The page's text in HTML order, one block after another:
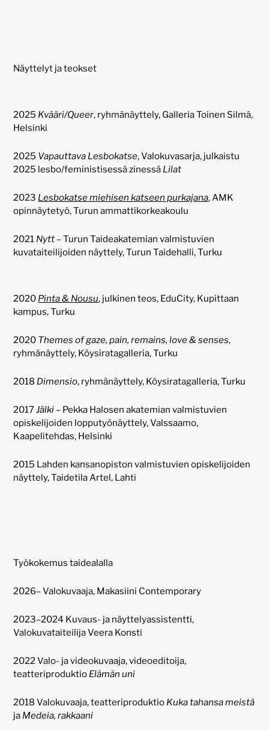
Näyttelyt ja teokset
2025 Kvääri/Queer, ryhmänäyttely, Galleria Toinen Silmä,
Helsinki
2025 Vapauttava Lesbokatse, Valokuvasarja, julkaistu
2025 lesbo/feministisessä zinessä Lilat
2023 Lesbokatse miehisen katseen purkajana, AMK
opinnäytetyö, Turun ammattikorkeakoulu
2021 Nytt – Turun Taideakatemian valmistuvien
kuvataiteilijoiden näyttely, Turun Taidehalli, Turku
2020 Pinta & Nousu, julkinen teos, EduCity, Kupittaan
kampus, Turku
2020 Themes of gaze, pain, remains, love & senses,
ryhmänäyttely, Köysiratagalleria, Turku
2018 Dimensio, ryhmänäyttely, Köysiratagalleria, Turku
2017Jälki – Pekka Halosen akatemian valmistuvien
opiskelijoiden lopputyönäyttely, Valssaamo,
Kaapelitehdas, Helsinki
2015 Lahden kansanopiston valmistuvien opiskelijoiden
näyttely, Taidetila Artel, Lahti
Työkokemus taidealalla
2026– Valokuvaaja, Makasiini Contemporary
2023–2024 Kuvaus- ja näyttelyassistentti,
Valokuvataiteilija Veera Konsti
2022 Valo- ja videokuvaaja, videoeditoija,
teatteriproduktio Elämän uni
2018 Valokuvaaja, teatteriproduktio Kuka tahansa meistä
ja Medeia, rakkaani